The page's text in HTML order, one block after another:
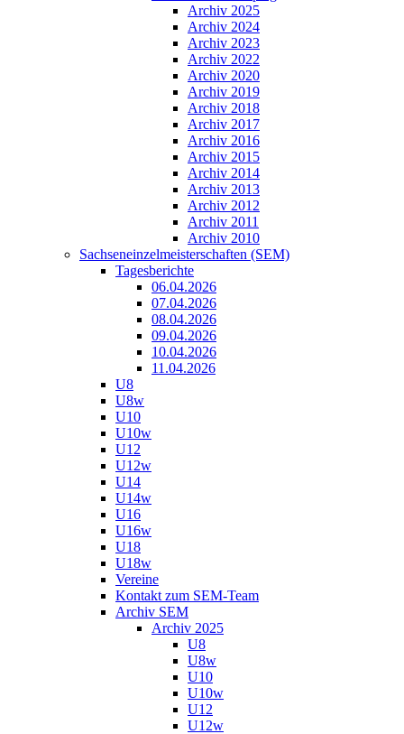
Archiv 2025
Archiv 2024
Archiv 2023
Archiv 2022
Archiv 2020
Archiv 2019
Archiv 2018
Archiv 2017
Archiv 2016
Archiv 2015
Archiv 2014
Archiv 2013
Archiv 2012
Archiv 2011
Archiv 2010
Sachseneinzelmeisterschaften (SEM)
Tagesberichte
06.04.2026
07.04.2026
08.04.2026
09.04.2026
10.04.2026
11.04.2026
U8
U8w
U10
U10w
U12
U12w
U14
U14w
U16
U16w
U18
U18w
Vereine
Kontakt zum SEM-Team
Archiv SEM
Archiv 2025
U8
U8w
U10
U10w
U12
U12w